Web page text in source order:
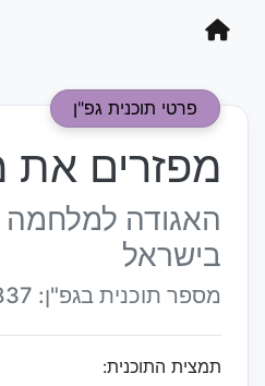
פרטי תוכנית גפ"ן
מפזרים את
האגודה למלחמה
בישראל
מספר תוכנית בגפ"ן: 837
תמצית התוכנית: